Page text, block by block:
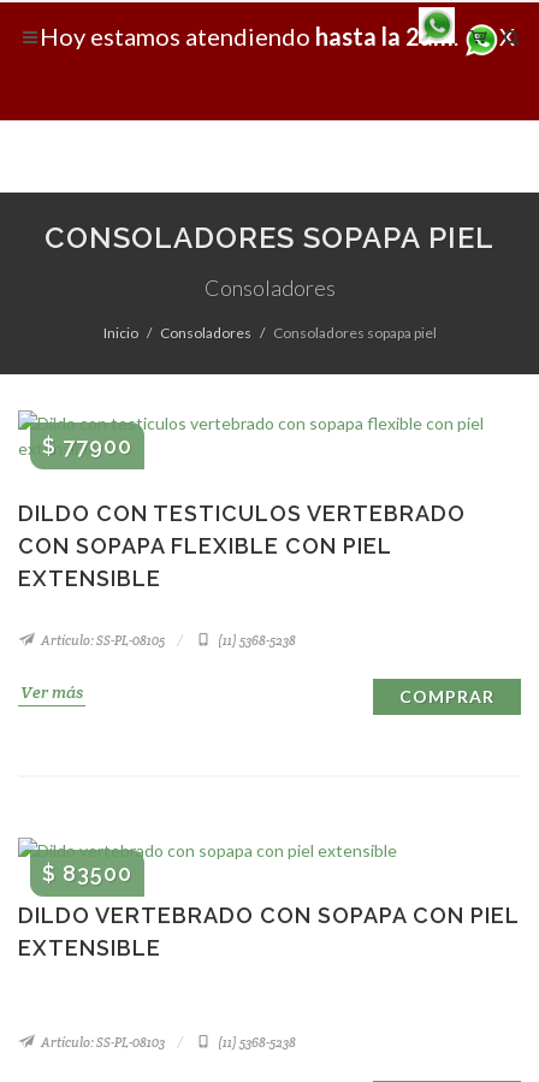
X
Hoy estamos atendiendo hasta la 2am.
CONSOLADORES SOPAPA PIEL
Consoladores
Inicio Consoladores Consoladores sopapa piel
DILDO CON TESTICULOS VERTEBRADO
CON SOPAPA FLEXIBLE CON PIEL
EXTENSIBLE
$ 77900
Artículo: SS-PL-08105 (11) 5368-5238
Ver más COMPRAR
DILDO VERTEBRADO CON SOPAPA CON PIEL
EXTENSIBLE
$ 83500
Artículo: SS-PL-08103 (11) 5368-5238